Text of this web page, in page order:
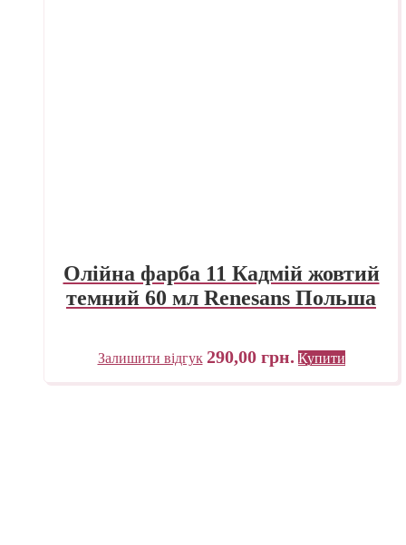
Олійна фарба 11 Кадмій жовтий
темний 60 мл Renesans Польша
Залишити відгук 290,00 грн. Купити